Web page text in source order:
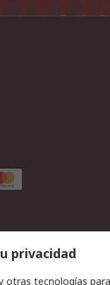
privacidad
otras tecnologías